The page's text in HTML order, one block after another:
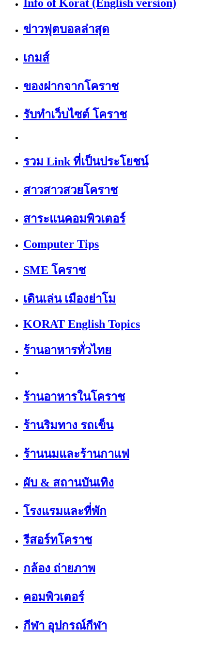
Info of Korat (English version)
ข่าวฟุตบอลล่าสุด
เกมส์
ของฝากจากโคราช
รับทำเว็บไซต์ โคราช
รวม Link ที่เป็นประโยชน์
สาวสาวสวยโคราช
สาระแนคอมพิวเตอร์
Computer Tips
SME โคราช
เดินเล่น เมืองย่าโม
KORAT English Topics
ร้านอาหารทั่วไทย
ร้านอาหารในโคราช
ร้านริมทาง รถเข็น
ร้านนมและร้านกาแฟ
ผับ & สถานบันเทิง
โรงแรมและที่พัก
รีสอร์ทโคราช
กล้อง ถ่ายภาพ
คอมพิวเตอร์
กีฬา อุปกรณ์กีฬา